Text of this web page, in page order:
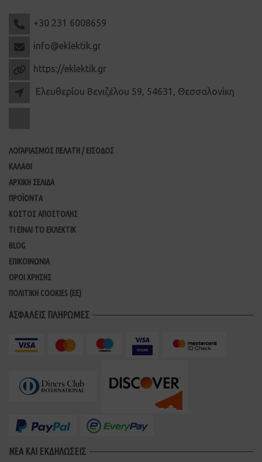
+30 231 6008659
info@eklektik.gr
https://eklektik.gr
Ελευθερίου Βενιζέλου 59, 54631, Θεσσαλονίκη
ΛΟΓΑΡΙΑΣΜΟΣ ΠΕΛΑΤΗ / ΕΙΣΟΔΟΣ
ΚΑΛΑΘΙ
ΑΡΧΙΚΗ ΣΕΛΙΔΑ
ΠΡΟΪΟΝΤΑ
ΚΟΣΤΟΣ ΑΠΟΣΤΟΛΗΣ
ΤΙ ΕΙΝΑΙ ΤΟ ΕΚΛΕΚΤΙΚ
BLOG
ΕΠΙΚΟΙΝΩΝΙΑ
ΟΡΟΙ ΧΡΗΣΗΣ
ΠΟΛΙΤΙΚΗ COOKIES (ΕΕ)
ΑΣΦΑΛΕΙΣ ΠΛΗΡΩΜΕΣ
ΝΕΑ ΚΑΙ ΕΚΔΗΛΩΣΕΙΣ